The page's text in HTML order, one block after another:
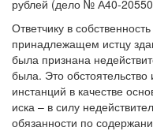
рублей (дело № А40-
Ответчику в
принадлежащем истцу
была признана
была. Это
инстанций в качестве
иска – в силу
обязанности по